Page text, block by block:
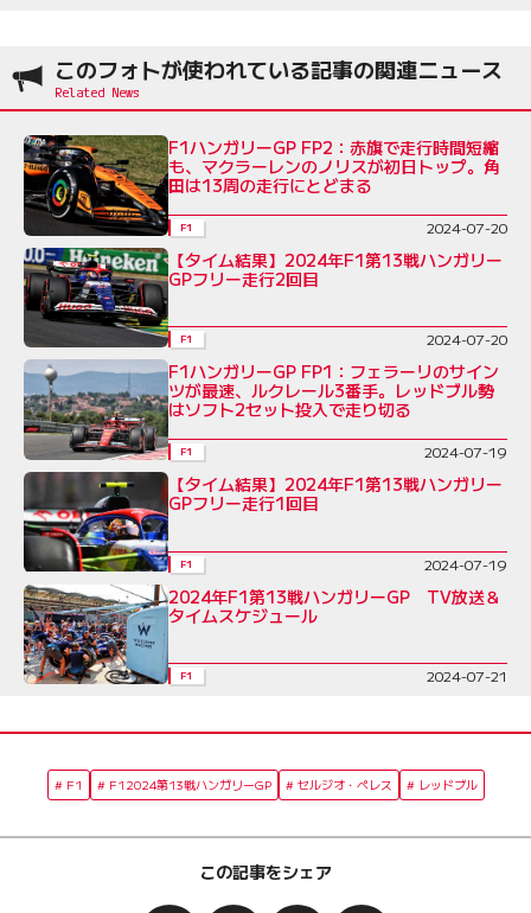
このフォトが使われている記事の関連ニュース
F1ハンガリーGP FP2：赤旗で走行時間短縮
も、マクラーレンのノリスが初日トップ。角
田は13周の走行にとどまる
F1 2024-07-20
【タイム結果】2024年F1第13戦ハンガリー
GPフリー走行2回目
F1 2024-07-20
F1ハンガリーGP FP1：フェラーリのサイン
ツが最速、ルクレール3番手。レッドブル勢
はソフト2セット投入で走り切る
F1 2024-07-19
【タイム結果】2024年F1第13戦ハンガリー
GPフリー走行1回目
F1 2024-07-19
2024年F1第13戦ハンガリーGP TV放送＆
タイムスケジュール
F1 2024-07-21
F1 F12024第13戦ハンガリーGP セルジオ・ペレス レッドブル
この記事をシェア